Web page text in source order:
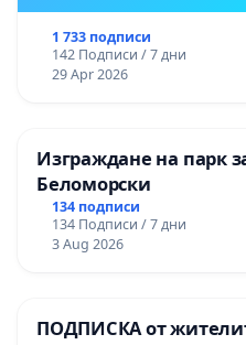
1 733 подписи
142 Подписи / 7 дни
29 Apr 2026
Изграждане на парк
Беломорски
134 подписи
134 Подписи / 7 дни
3 Aug 2026
ПОДПИСКА от